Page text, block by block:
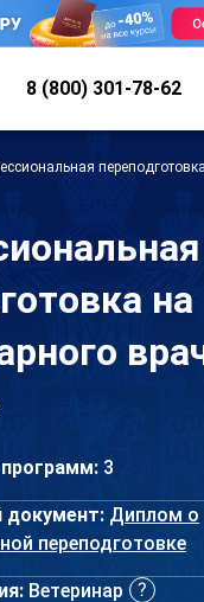
8 (800) 301-78-62
переподготовка
на
3
документ: Диплом о
переподготовке
Ветеринар